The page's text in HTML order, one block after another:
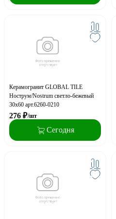
Керамогранит GLOBAL TILE
Нострум/Nostrum светло-бежевый
30x60 арт.6260-0210
276 ₽/шт
Сегодня